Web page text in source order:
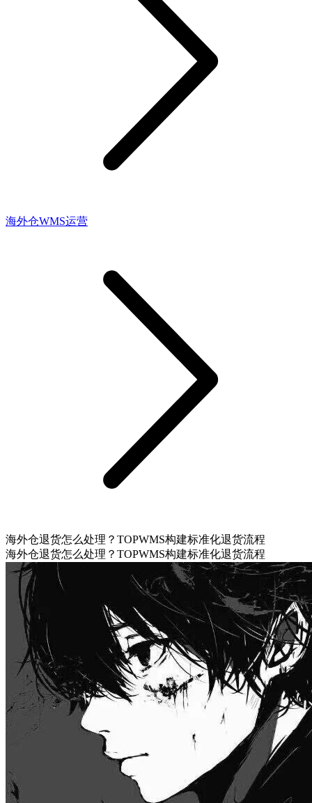
海外仓WMS运营
海外仓退货怎么处理？TOPWMS构建标准化退货流程
海外仓退货怎么处理？TOPWMS构建标准化退货流程